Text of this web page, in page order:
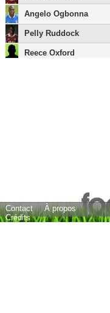
Angelo Ogbonna
Pelly Ruddock
Reece Oxford
Tomáš Soucek
Contact
À propos
Crédits